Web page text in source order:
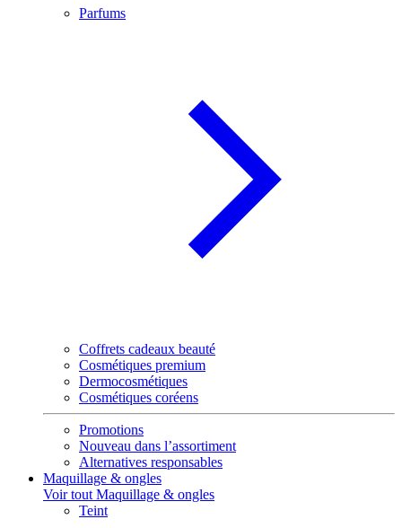
Parfums
Coffrets cadeaux beauté
Cosmétiques premium
Dermocosmétiques
Cosmétiques coréens
Promotions
Nouveau dans l’assortiment
Alternatives responsables
Maquillage & ongles
Voir tout Maquillage & ongles
Teint